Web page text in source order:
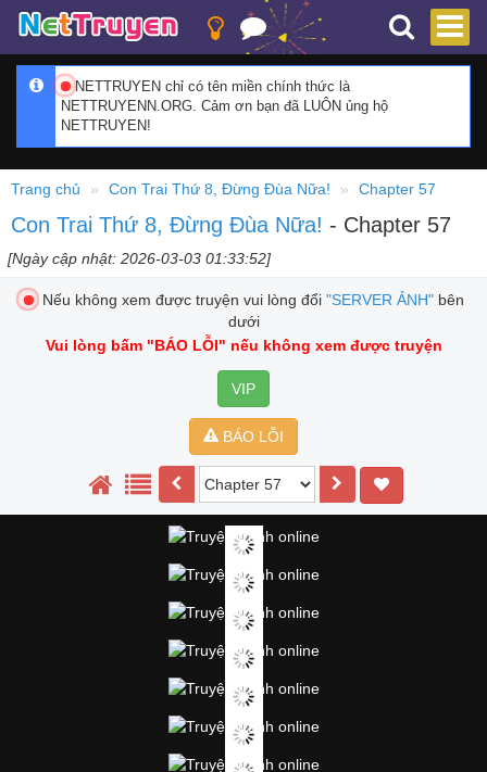
NETTRUYEN chỉ có tên miền chính thức là
NETTRUYENN.ORG. Cảm ơn bạn đã LUÔN ủng hộ
NETTRUYEN!
Trang chủ Con Trai Thứ 8, Đừng Đùa Nữa! Chapter 57
Con Trai Thứ 8, Đừng Đùa Nữa! - Chapter 57
[Ngày cập nhật: 2026-03-03 01:33:52]
Nếu không xem được truyện vui lòng đổi "SERVER ẢNH"bên
dưới
Vui lòng bấm "BÁO LỖI" nếu không xem được truyện
VIP
BÁO LỖI